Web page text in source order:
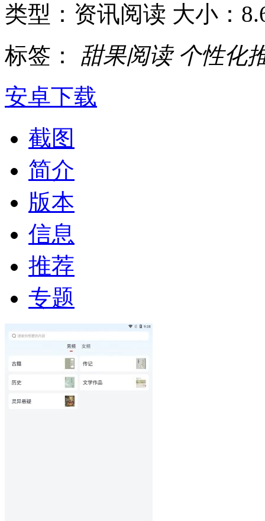
类型：资讯阅读 大小：
标签： 甜果阅读 个性化
安卓下载
截图
简介
版本
信息
推荐
专题